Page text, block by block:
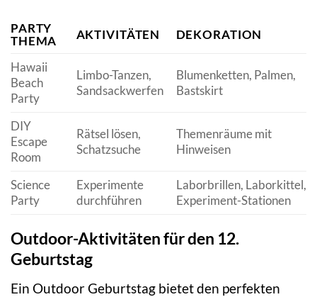
PARTY
THEMA
AKTIVITÄTEN DEKORATION
Hawaii
Beach
Party
Limbo-Tanzen,
Sandsackwerfen
Blumenketten, Palmen,
Bastskirt
DIY
Escape
Room
Rätsel lösen,
Schatzsuche
Themenräume mit
Hinweisen
Science
Party
Experimente
durchführen
Laborbrillen, Laborkittel,
Experiment-Stationen
Outdoor-Aktivitäten für den 12.
Geburtstag
Ein Outdoor Geburtstag bietet den perfekten